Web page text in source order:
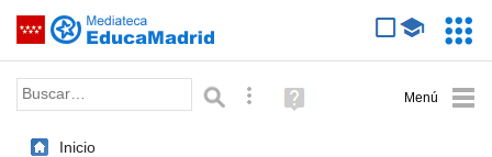
Saltar navegación
Palabra o frase: Búsqueda avanzada
Ayuda
(en
Inicio